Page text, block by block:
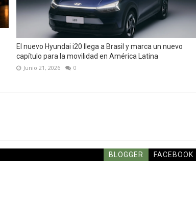
El nuevo Hyundai i20 llega a Brasil y marca un nuevo
capítulo para la movilidad en América Latina
Junio 21, 2026 0
BLOGGER FACEBOOK